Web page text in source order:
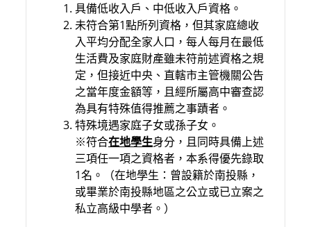
具備低收入戶、中低收入戶資格。
未符合第1點所列資格，但其家庭總收
入平均分配全家人口，每人每月在最低
生活費及家庭財產雖未符前述資格之規
定，但接近中央、直轄市主管機關公告
之當年度金額等，且經所屬高中審查認
為具有特殊值得推薦之事蹟者。
特殊境遇家庭子女或孫子女。
※符合在地學生身分，且同時具備上述
三項任一項之資格者，本系得優先錄取
1名。（在地學生：曾設籍於南投縣，
或畢業於南投縣地區之公立或已立案之
私立高級中學者。）